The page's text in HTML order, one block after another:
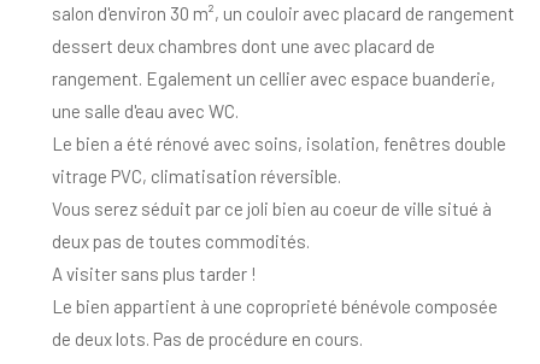
salon d'environ 30 m², un couloir avec placard de rangement
dessert deux chambres dont une avec placard de
rangement. Egalement un cellier avec espace buanderie,
une salle d'eau avec WC.
Le bien a été rénové avec soins, isolation, fenêtres double
vitrage PVC, climatisation réversible.
Vous serez séduit par ce joli bien au coeur de ville situé à
deux pas de toutes commodités.
A visiter sans plus tarder !
Le bien appartient à une coproprieté bénévole composée
de deux lots. Pas de procédure en cours.